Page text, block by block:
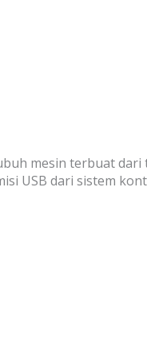
mesin terbuat dari
USB dari sistem